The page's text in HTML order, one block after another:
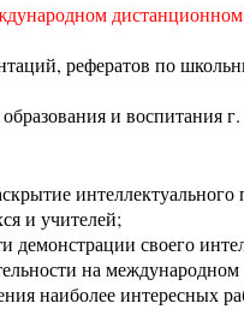
рефератов по
и воспитания
и учителей;
демонстрации своего
на международном
наиболее интересных